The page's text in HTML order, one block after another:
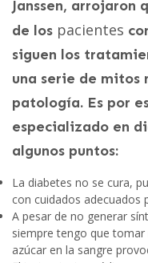
Janssen, arrojaron
de los pacientes
siguen los
una serie de mitos
patología. Es por
especializado en
algunos puntos:
La diabetes no se cura,
con cuidados adecuados
A pesar de no generar
siempre tengo que
azúcar en la sangre